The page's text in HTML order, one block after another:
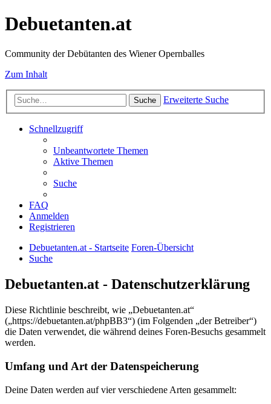
Debuetanten.at
Community der Debütanten des Wiener Opernballes
Zum Inhalt
Suche Erweiterte Suche
Schnellzugriff
Unbeantwortete Themen
Aktive Themen
Suche
FAQ
Anmelden
Registrieren
Debuetanten.at - Startseite Foren-Übersicht
Suche
Debuetanten.at - Datenschutzerklärung
Diese Richtlinie beschreibt, wie „Debuetanten.at“
(„https://debuetanten.at/phpBB3“) (im Folgenden „der Betreiber“)
die Daten verwendet, die während deines Foren-Besuchs gesammelt
werden.
Umfang und Art der Datenspeicherung
Deine Daten werden auf vier verschiedene Arten gesammelt: